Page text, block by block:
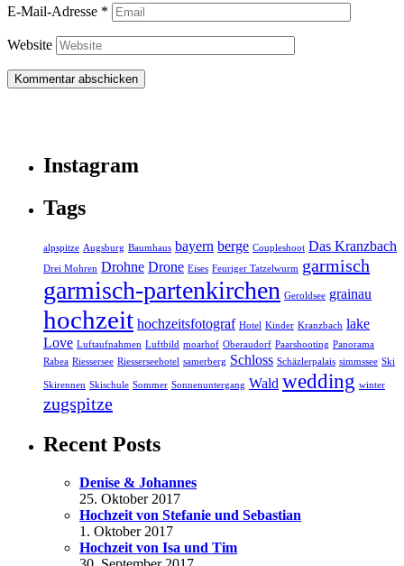
E-Mail-Adresse *
Website
Instagram
Tags
alpspitze Augsburg Baumhaus bayern berge Coupleshoot Das Kranzbach
Drei Mohren Drohne Drone Eises Feuriger Tatzelwurm garmisch
garmisch-partenkirchen Geroldsee grainau
hochzeit hochzeitsfotograf Hotel Kinder Kranzbach lake
Love Luftaufnahmen Luftbild moarhof Oberaudorf Paarshooting Panorama
Rabea Riessersee Riesserseehotel samerberg Schloss Schäzlerpalais simmssee Ski
Skirennen Skischule Sommer Sonnenuntergang Wald wedding winter
zugspitze
Recent Posts
Denise & Johannes
25. Oktober 2017
Hochzeit von Stefanie und Sebastian
1. Oktober 2017
Hochzeit von Isa und Tim